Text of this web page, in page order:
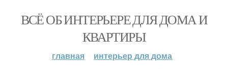
ВСЁ ОБ ИНТЕРЬЕРЕ ДЛЯ ДОМА И
КВАРТИРЫ
главная
интерьер для дома